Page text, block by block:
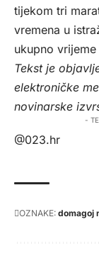
tijekom tri
vremena u
ukupno
Tekst je
elektroničke
novinarske
-
@023.hr
OZNAKE: domagoj